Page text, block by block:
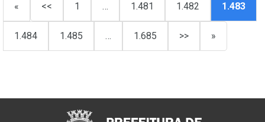
« << 1 … 1.481 1.482 1.483
1.484 1.485 … 1.685 >> »